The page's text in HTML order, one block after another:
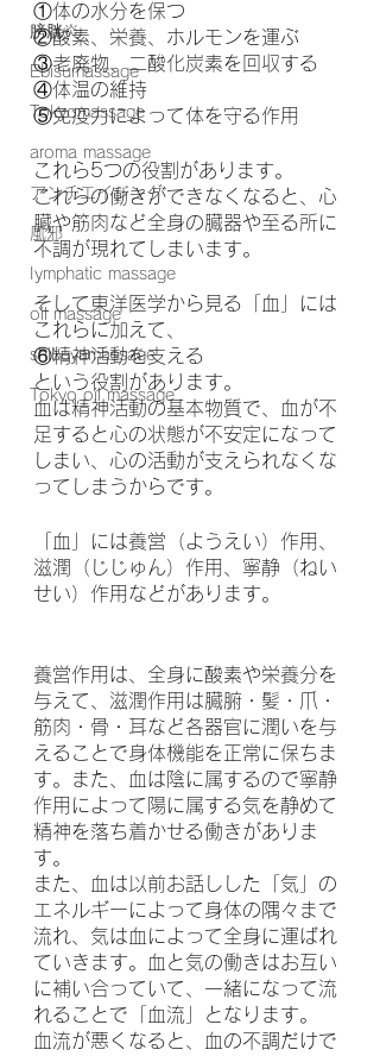
膀胱炎
Ebisumassage
Tokyomassage
aroma massage
アンチエイジング
風邪
Iymphatic massage
oil massage
shibuyamassage
Tokyo oil massage
①体の水分を保つ
②酸素、栄養、ホルモンを運ぶ
③老廃物、二酸化炭素を回収する
④体温の維持
⑤免疫力によって体を守る作用
これら5つの役割があります。
これらの働きができなくなると、心
臓や筋肉など全身の臓器や至る所に
不調が現れてしまいます。
そして東洋医学から見る「血」には
これらに加えて、
⑥精神活動を支える
という役割があります。
血は精神活動の基本物質で、血が不
足すると心の状態が不安定になって
しまい、心の活動が支えられなくな
ってしまうからです。
「血」には養営（ようえい）作用、
滋潤（じじゅん）作用、寧静（ねい
せい）作用などがあります。
養営作用は、全身に酸素や栄養分を
与えて、滋潤作用は臓腑・髪・爪・
筋肉・骨・耳など各器官に潤いを与
えることで身体機能を正常に保ちま
す。また、血は陰に属するので寧静
作用によって陽に属する気を静めて
精神を落ち着かせる働きがありま
す。
また、血は以前お話しした「気」の
エネルギーによって身体の隅々まで
流れ、気は血によって全身に運ばれ
ていきます。血と気の働きはお互い
に補い合っていて、一緒になって流
れることで「血流」となります。
血流が悪くなると、血の不調だけで